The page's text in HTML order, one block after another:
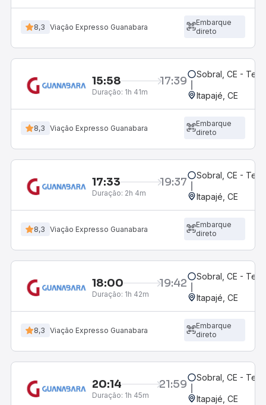
8,3 Viação Expresso Guanabara
Embarque
direto
15:58 17:39
Duração: 1h 41m
Sobral, CE -
Itapajé, CE
8,3 Viação Expresso Guanabara
Embarque
direto
17:33 19:37
Duração: 2h 4m
Sobral, CE -
Itapajé, CE
8,3 Viação Expresso Guanabara
Embarque
direto
18:00 19:42
Duração: 1h 42m
Sobral, CE -
Itapajé, CE
8,3 Viação Expresso Guanabara
Embarque
direto
20:14 21:59
Duração: 1h 45m
Sobral, CE -
Itapajé, CE